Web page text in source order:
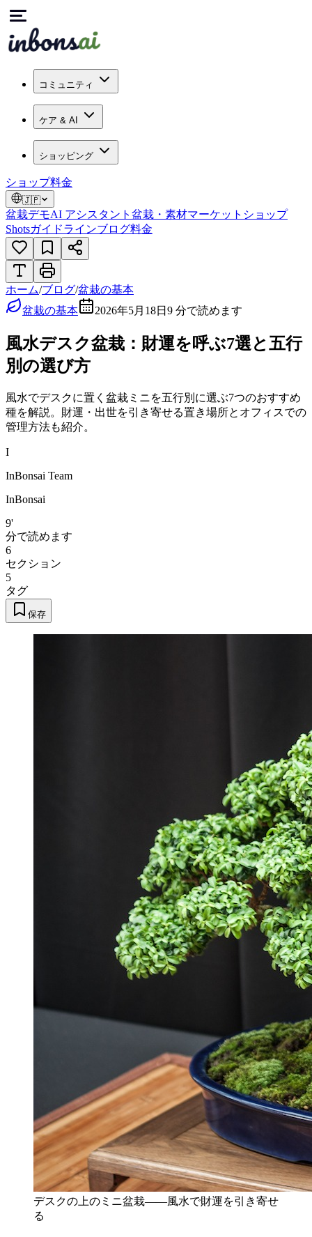
コミュニティ
ケア & AI
ショッピング
ショップ料金
🇯🇵
盆栽デモAI アシスタント 盆栽・素材マーケット ショップ
Shotsガイドラインブログ料金
ホーム/ブログ/盆栽の基本
盆栽の基本
2026年5月18日 9 分で読めます
風水デスク盆栽：財運を呼ぶ7選と五行
別の選び方
風水でデスクに置く盆栽ミニを五行別に選ぶ7つのおすすめ
種を解説。財運・出世を引き寄せる置き場所とオフィスでの
管理方法も紹介。
I
InBonsai Team
InBonsai
9'
分で読めます
6
セクション
5
タグ
保存
デスクの上のミニ盆栽——風水で財運を引き寄せ
る